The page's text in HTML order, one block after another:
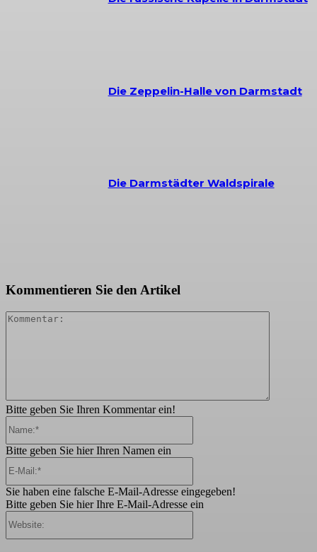
Die Zeppelin-Halle von Darmstadt
Die Darmstädter Waldspirale
Kommentieren Sie den Artikel
Bitte geben Sie Ihren Kommentar ein!
Bitte geben Sie hier Ihren Namen ein
Sie haben eine falsche E-Mail-Adresse eingegeben!
Bitte geben Sie hier Ihre E-Mail-Adresse ein